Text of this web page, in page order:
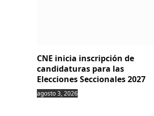
CNE inicia inscripción de
candidaturas para las
Elecciones Seccionales 2027
agosto 3, 2026